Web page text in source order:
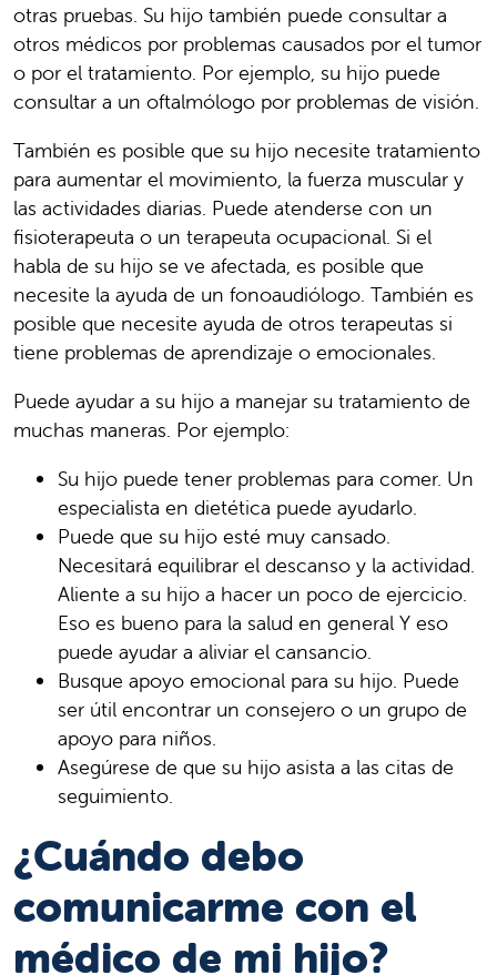
otras pruebas. Su hijo también puede consultar a
otros médicos por problemas causados por el tumor
o por el tratamiento. Por ejemplo, su hijo puede
consultar a un oftalmólogo por problemas de visión.
También es posible que su hijo necesite tratamiento
para aumentar el movimiento, la fuerza muscular y
las actividades diarias. Puede atenderse con un
fisioterapeuta o un terapeuta ocupacional. Si el
habla de su hijo se ve afectada, es posible que
necesite la ayuda de un fonoaudiólogo. También es
posible que necesite ayuda de otros terapeutas si
tiene problemas de aprendizaje o emocionales.
Puede ayudar a su hijo a manejar su tratamiento de
muchas maneras. Por ejemplo:
Su hijo puede tener problemas para comer. Un
especialista en dietética puede ayudarlo.
Puede que su hijo esté muy cansado.
Necesitará equilibrar el descanso y la actividad.
Aliente a su hijo a hacer un poco de ejercicio.
Eso es bueno para la salud en general Y eso
puede ayudar a aliviar el cansancio.
Busque apoyo emocional para su hijo. Puede
ser útil encontrar un consejero o un grupo de
apoyo para niños.
Asegúrese de que su hijo asista a las citas de
seguimiento.
¿Cuándo debo
comunicarme con el
médico de mi hijo?